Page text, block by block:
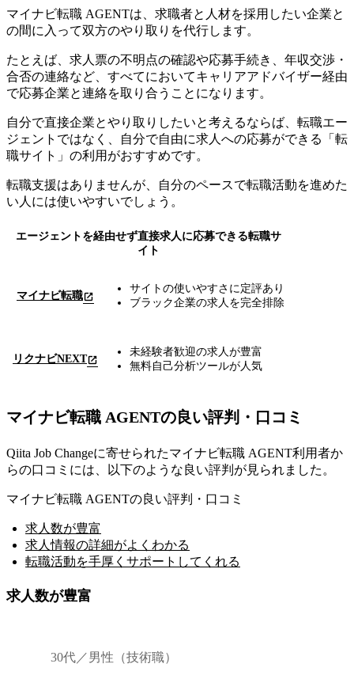
マイナビ転職 AGENTは、求職者と人材を採用したい企業と
の間に入って双方のやり取りを代行します。
たとえば、 求人票の不明点の確認や応募手続き、年収交渉・
合否の連絡など、すべてにおいてキャリアアドバイザー経由
で応募企業と連絡を取り合うことになります。
自分で直接企業とやり取りしたいと考えるならば、転職エー
ジェントではなく、自分で自由に求人への応募ができる「転
職サイト」の利用がおすすめです。
転職支援はありませんが、自分のペースで転職活動を進めた
い人には使いやすいでしょう。
エージェントを経由せず直接求人に応募できる転職サ
イト
マイナビ転職
サイトの使いやすさに定評あり
ブラック企業の求人を完全排除
リクナビNEXT
未経験者歓迎の求人が豊富
無料自己分析ツールが人気
マイナビ転職 AGENTの良い評判・口コミ
Qiita Job Changeに寄せられたマイナビ転職 AGENT利用者か
らの口コミには、以下のような良い評判が見られました。
マイナビ転職 AGENTの良い評判・口コミ
求人数が豊富
求人情報の詳細がよくわかる
転職活動を手厚くサポートしてくれる
求人数が豊富
30代／男性（技術職）